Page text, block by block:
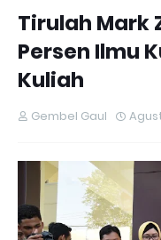
Tirulah Mark
Persen Ilmu
Kuliah
Gembel Gaul